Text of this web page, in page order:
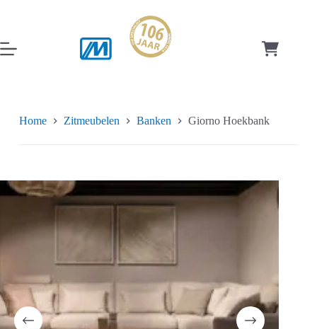
inhoud
Home Zitmeubelen Banken Giorno Hoekbank